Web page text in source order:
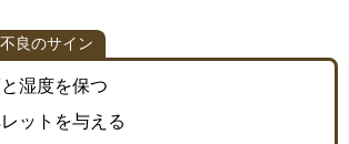
良のサイン
湿度を保つ
ットを与える